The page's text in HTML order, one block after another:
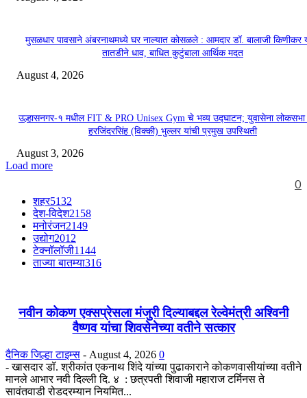
मुसळधार पावसाने अंबरनाथमध्ये घर नाल्यात कोसळले : आमदार डॉ. बालाजी किणीकर
तातडीने धाव, बाधित कुटुंबाला आर्थिक मदत
August 4, 2026
उल्हासनगर-१ मधील FIT & PRO Unisex Gym चे भव्य उद्घाटन; युवासेना लोकसभा
हरजिंदरसिंह (विक्की) भुल्लर यांची प्रमुख उपस्थिती
August 3, 2026
Load more
0
शहर5132
देश-विदेश2158
मनोरंजन2149
उद्योग2012
टेक्नॉलॉजी1144
ताज्या बातम्या316
नवीन कोकण एक्सप्रेसला मंजुरी दिल्याबद्दल रेल्वेमंत्री अश्विनी
वैष्णव यांचा शिवसेनेच्या वतीने सत्कार
दैनिक जिल्हा टाइम्स - August 4, 2026 0
- खासदार डॉ. श्रीकांत एकनाथ शिंदे यांच्या पुढाकाराने कोकणवासीयांच्या वतीने
मानले आभार नवी दिल्ली दि. ४ : छत्रपती शिवाजी महाराज टर्मिनस ते
सावंतवाडी रोडदरम्यान नियमित...